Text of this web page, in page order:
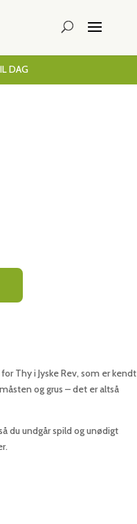
DAG
Thy i Jyske Rev, som er kendt
og grus – det er altså
du undgår spild og unødigt